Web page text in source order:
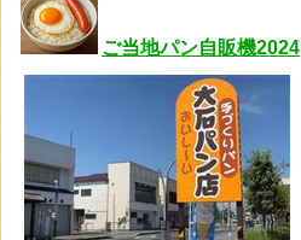
ご当地パン自販機2024